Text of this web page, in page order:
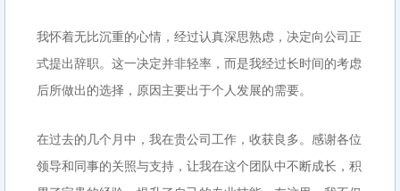
我怀着无比沉重的心情，经过认真深思熟虑，决定向公司正
式提出辞职。这一决定并非轻率，而是我经过长时间的考虑
后所做出的选择，原因主要出于个人发展的需要。
在过去的几个月中，我在贵公司工作，收获良多。感谢各位
领导和同事的关照与支持，让我在这个团队中不断成长，积